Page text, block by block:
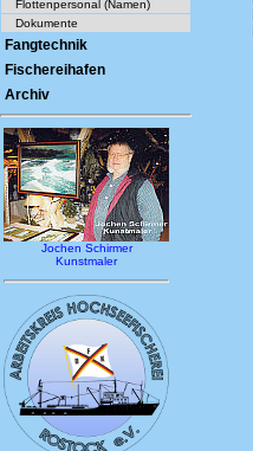
Flottenpersonal (Namen)
Dokumente
Fangtechnik
Fischereihafen
Archiv
Jochen Schirmer
Kunstmaler